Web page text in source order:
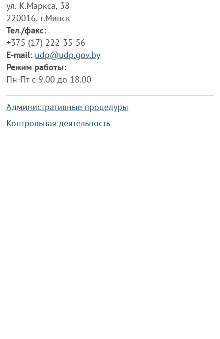
ул. К.Маркса, 38
220016, г.Минск
Тел./факс:
+375 (17) 222-35-56
E-mail: udp@udp.gov.by
Режим работы:
Пн-Пт с 9.00 до 18.00
Административные процедуры
Контрольная деятельность